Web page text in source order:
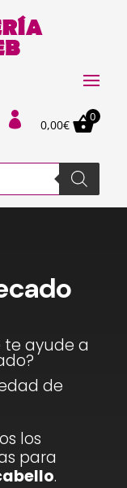
 0,00€
0
te ayude a
de
los
para
.